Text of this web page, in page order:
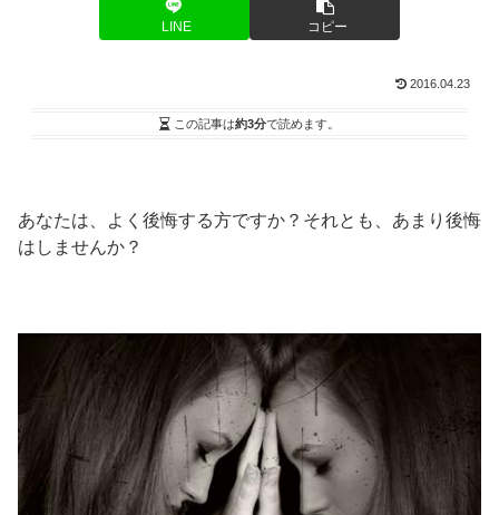
LINE コピー
2016.04.23
この記事は約3分で読めます。
あなたは、よく後悔する方ですか？それとも、あまり後悔
はしませんか？